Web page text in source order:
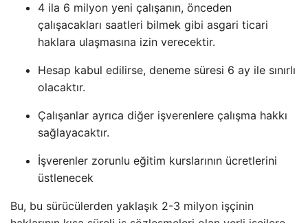
4 ila 6 milyon yeni çalışanın, önceden
çalışacakları saatleri bilmek gibi asgari ticari
haklara ulaşmasına izin verecektir.
Hesap kabul edilirse, deneme süresi 6 ay ile sınırlı
olacaktır.
Çalışanlar ayrıca diğer işverenlere çalışma hakkı
sağlayacaktır.
İşverenler zorunlu eğitim kurslarının ücretlerini
üstlenecek
Bu, bu sürücülerden yaklaşık 2-3 milyon işçinin